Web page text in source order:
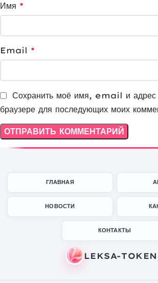
Имя *
Email *
Сохранить моё имя, email и адрес
браузере для последующих моих
ГЛАВНАЯ
НОВОСТИ
КОНТАКТЫ